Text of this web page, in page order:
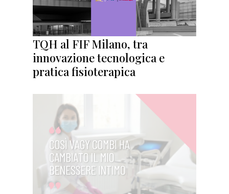
TQH al FIF Milano, tra
innovazione tecnologica e
pratica fisioterapica